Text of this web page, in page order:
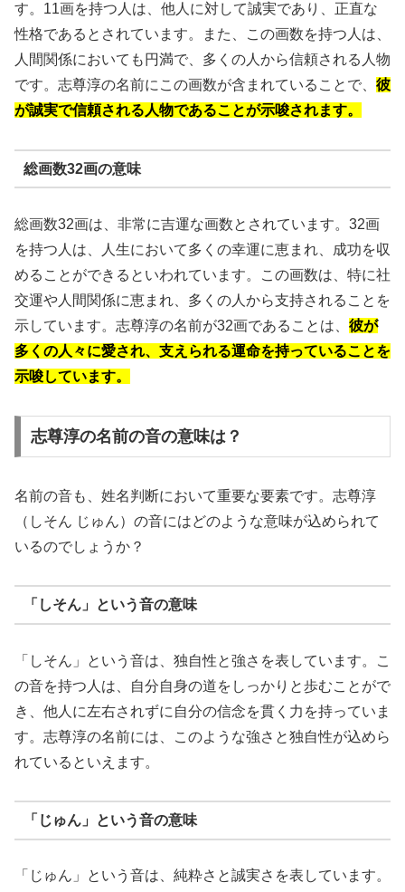
す。11画を持つ人は、他人に対して誠実であり、正直な
性格であるとされています。また、この画数を持つ人は、
人間関係においても円満で、多くの人から信頼される人物
です。志尊淳の名前にこの画数が含まれていることで、 彼
が誠実で信頼される人物であることが示唆されます。
総画数32画の意味
総画数32画は、非常に吉運な画数とされています。32画
を持つ人は、人生において多くの幸運に恵まれ、成功を収
めることができるといわれています。この画数は、特に社
交運や人間関係に恵まれ、多くの人から支持されることを
示しています。志尊淳の名前が32画であることは、 彼が
多くの人々に愛され、支えられる運命を持っていることを
示唆しています。
志尊淳の名前の音の意味は？
名前の音も、姓名判断において重要な要素です。志尊淳
（しそん じゅん）の音にはどのような意味が込められて
いるのでしょうか？
「しそん」という音の意味
「しそん」という音は、独自性と強さを表しています。こ
の音を持つ人は、自分自身の道をしっかりと歩むことがで
き、他人に左右されずに自分の信念を貫く力を持っていま
す。志尊淳の名前には、このような強さと独自性が込めら
れているといえます。
「じゅん」という音の意味
「じゅん」という音は、純粋さと誠実さを表しています。